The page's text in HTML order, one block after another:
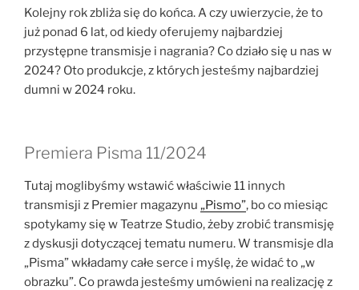
Kolejny rok zbliża się do końca. A czy uwierzycie, że to
już ponad 6 lat, od kiedy oferujemy najbardziej
przystępne transmisje i nagrania? Co działo się u nas w
2024? Oto produkcje, z których jesteśmy najbardziej
dumni w 2024 roku.
Premiera Pisma 11/2024
Tutaj moglibyśmy wstawić właściwie 11 innych
transmisji z Premier magazynu „Pismo”, bo co miesiąc
spotykamy się w Teatrze Studio, żeby zrobić transmisję
z dyskusji dotyczącej tematu numeru. W transmisje dla
„Pisma” wkładamy całe serce i myślę, że widać to „w
obrazku”. Co prawda jesteśmy umówieni na realizację z